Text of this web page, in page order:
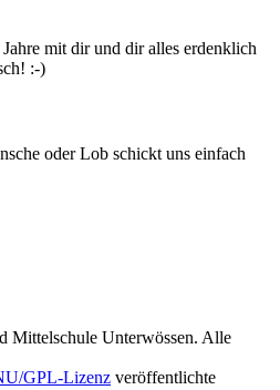
mit dir und dir alles erdenklich
:-)
oder Lob schickt uns einfach
Mittelschule Unterwössen. Alle
GPL-Lizenz veröffentlichte